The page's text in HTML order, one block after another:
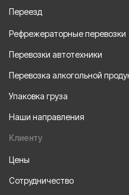
Переезд
Рефрежераторные перевозки
Перевозки автотехники
Перевозка алкогольной
Упаковка груза
Наши направления
Клиенту
Цены
Сотрудничество